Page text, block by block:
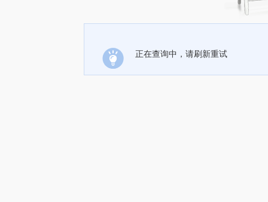
正在查询中，请刷新重试